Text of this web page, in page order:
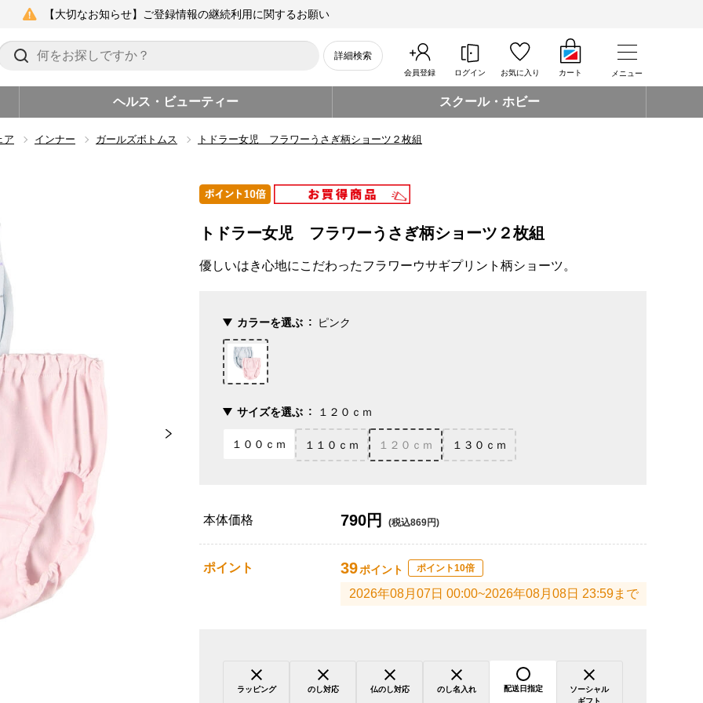
【大切なお知らせ】ご登録情報の継続利用に関するお願い
詳細検索
会員登録 ログイン お気に入り カート メニュー
ヘルス・ビューティー スクール・ホビー
ア インナー ガールズボトムス トドラー女児 フラワーうさぎ柄ショーツ２枚組
トドラー女児 フラワーうさぎ柄ショーツ２枚組
優しいはき心地にこだわったフラワーウサギプリント柄ショーツ。
カラーを選ぶ ピンク
サイズを選ぶ １２０ｃｍ
１００ｃｍ １１０ｃｍ １２０ｃｍ １３０ｃｍ
本体価格 790円 (税込869円)
ポイント 39ポイント ポイント10倍
2026年08月07日 00:00~2026年08月08日 23:59まで
ラッピング のし対応 仏のし対応 のし名入れ 配送日指定
ソーシャル
ギフト